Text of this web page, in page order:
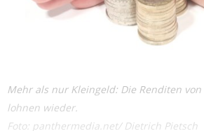
Mehr als nur Kleingeld: Die Renditen
lohnen wieder.
Foto: panthermedia.net/ Dietrich Pietsch